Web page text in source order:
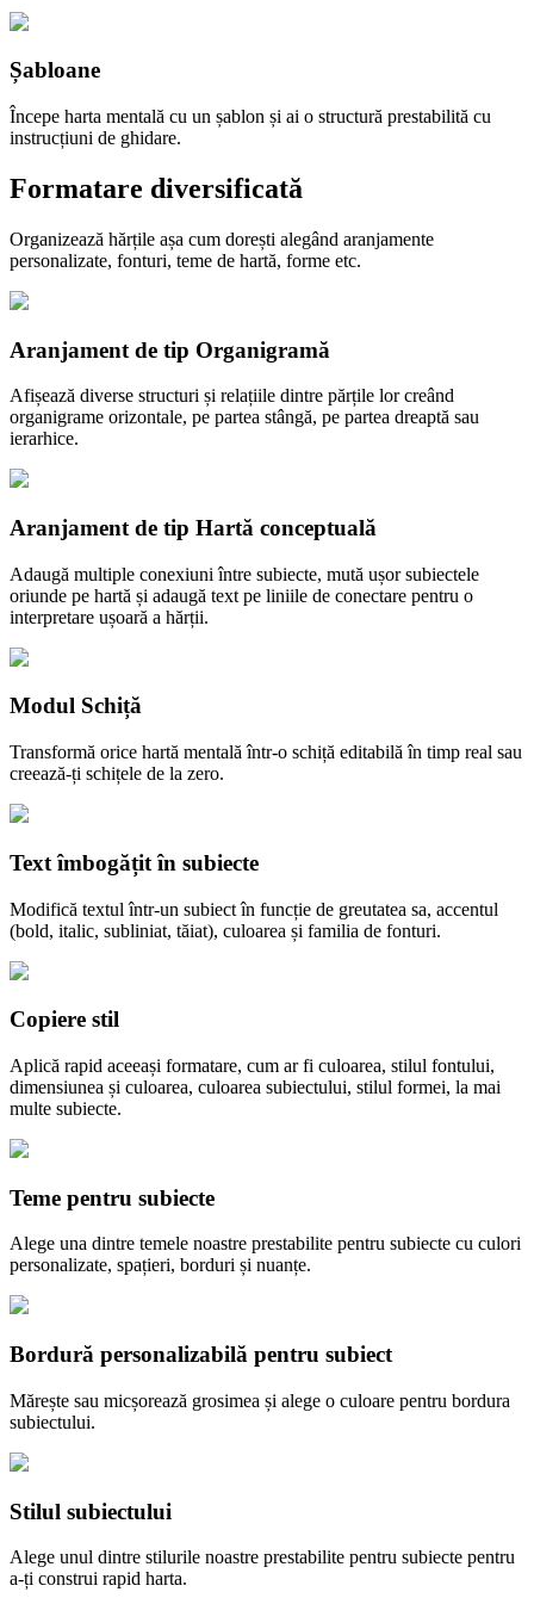
Șabloane
Începe harta mentală cu un șablon și ai o structură prestabilită cu
instrucțiuni de ghidare.
Formatare diversificată
Organizează hărțile așa cum dorești alegând aranjamente
personalizate, fonturi, teme de hartă, forme etc.
Aranjament de tip Organigramă
Afișează diverse structuri și relațiile dintre părțile lor creând
organigrame orizontale, pe partea stângă, pe partea dreaptă sau
ierarhice.
Aranjament de tip Hartă conceptuală
Adaugă multiple conexiuni între subiecte, mută ușor subiectele
oriunde pe hartă și adaugă text pe liniile de conectare pentru o
interpretare ușoară a hărții.
Modul Schiță
Transformă orice hartă mentală într-o schiță editabilă în timp real sau
creează-ți schițele de la zero.
Text îmbogățit în subiecte
Modifică textul într-un subiect în funcție de greutatea sa, accentul
(bold, italic, subliniat, tăiat), culoarea și familia de fonturi.
Copiere stil
Aplică rapid aceeași formatare, cum ar fi culoarea, stilul fontului,
dimensiunea și culoarea, culoarea subiectului, stilul formei, la mai
multe subiecte.
Teme pentru subiecte
Alege una dintre temele noastre prestabilite pentru subiecte cu culori
personalizate, spațieri, borduri și nuanțe.
Bordură personalizabilă pentru subiect
Mărește sau micșorează grosimea și alege o culoare pentru bordura
subiectului.
Stilul subiectului
Alege unul dintre stilurile noastre prestabilite pentru subiecte pentru
a-ți construi rapid harta.